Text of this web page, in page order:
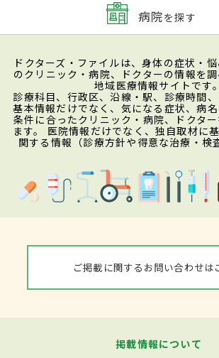
病院を探す
ドクターズ・ファイルは、身体の症状・
のクリニック・病院、ドクターの情報を
地域医療情報サイトです。
診療科目、行政区、沿線・駅、診療時間
基本情報だけでなく、気になる症状、病
条件に合ったクリニック・病院、ドクタ
ます。 医院情報だけでなく、独自取材に
関する情報（診療方針や得意な治療・検
ご掲載に関するお問い合わせは
掲載情報について